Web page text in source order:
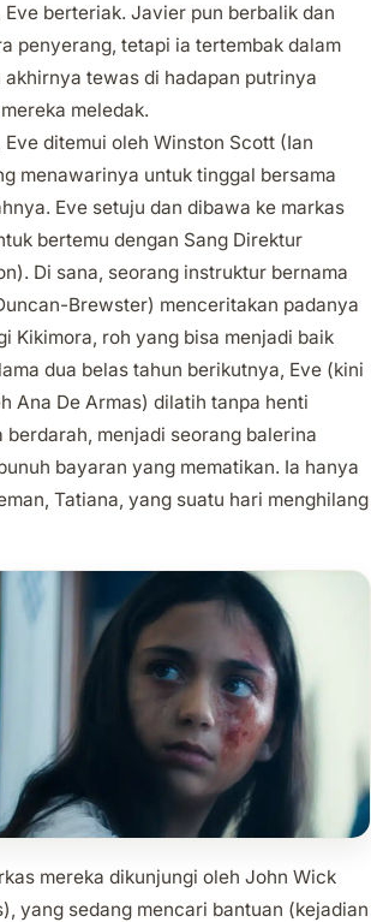
berteriak. Javier pun berbalik dan
penyerang, tetapi ia tertembak dalam
akhirnya tewas di hadapan putrinya
meledak.
Eve ditemui oleh Winston Scott (Ian
menawarinya untuk tinggal bersama
Eve setuju dan dibawa ke markas
bertemu dengan Sang Direktur
Di sana, seorang instruktur bernama
Brewster) menceritakan padanya
Kikimora, roh yang bisa menjadi baik
dua belas tahun berikutnya, Eve (kini
Ana De Armas) dilatih tanpa henti
berdarah, menjadi seorang balerina
bayaran yang mematikan. Ia hanya
Tatiana, yang suatu hari menghilang
mereka dikunjungi oleh John Wick
yang sedang mencari bantuan (kejadian